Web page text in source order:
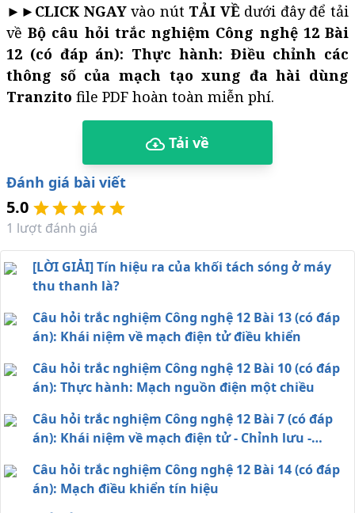
►► CLICK NGAYvào nút TẢI VỀdưới đây để tải
vềBộ câu hỏi trắc nghiệm Công nghệ 12 Bài
12 (có đáp án): Thực hành: Điều chỉnh các
thông số của mạch tạo xung đa hài dùng
Tranzito file PDF hoàn toàn miễn phí.
Tải về
Đánh giá bài viết
5.0
1 lượt đánh giá
[LỜI GIẢI] Tín hiệu ra của khối tách sóng ở máy
thu thanh là?
Câu hỏi trắc nghiệm Công nghệ 12 Bài 13 (có đáp
án): Khái niệm về mạch điện tử điều khiển
Câu hỏi trắc nghiệm Công nghệ 12 Bài 10 (có đáp
án): Thực hành: Mạch nguồn điện một chiều
Câu hỏi trắc nghiệm Công nghệ 12 Bài 7 (có đáp
án): Khái niệm về mạch điện tử - Chỉnh lưu -
Câu hỏi trắc nghiệm Công nghệ 12 Bài 14 (có đáp
án): Mạch điều khiển tín hiệu